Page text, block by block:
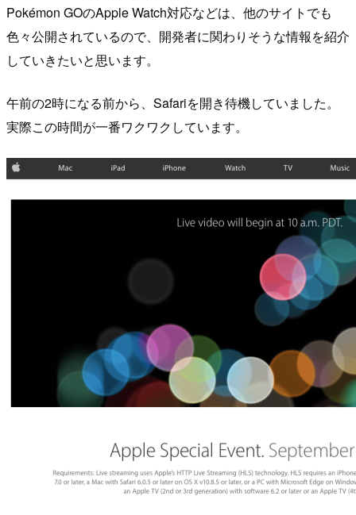
Pokémon GOのApple Watch対応などは、他のサイトでも
色々公開されているので、開発者に関わりそうな情報を紹介
していきたいと思います。
午前の2時になる前から、Safariを開き待機していました。
実際この時間が一番ワクワクしています。